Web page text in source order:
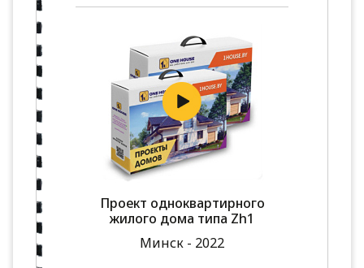
Проект одноквартирного
жилого дома типа Zh1
Минск - 2022